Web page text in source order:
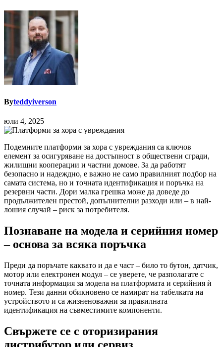
Byteddyiverson
юли 4, 2025
Подемните платформи за хора с увреждания са ключов
елемент за осигуряване на достъпност в обществени сгради,
жилищни кооперации и частни домове. За да работят
безопасно и надеждно, е важно не само правилният подбор на
самата система, но и точната идентификация и поръчка на
резервни части. Дори малка грешка може да доведе до
продължителен престой, допълнителни разходи или – в най-
лошия случай – риск за потребителя.
Познаване на модела и серийния номер
– основа за всяка поръчка
Преди да поръчате каквато и да е част – било то бутон, датчик,
мотор или електронен модул – се уверете, че разполагате с
точната информация за модела на платформата и серийния ѝ
номер. Тези данни обикновено се намират на табелката на
устройството и са жизненоважни за правилната
идентификация на съвместимите компоненти.
Свържете се с оторизирания